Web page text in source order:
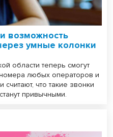
возможность
умные колонки
области теперь смогут
номера любых операторов и
что такие звонки
привычными.